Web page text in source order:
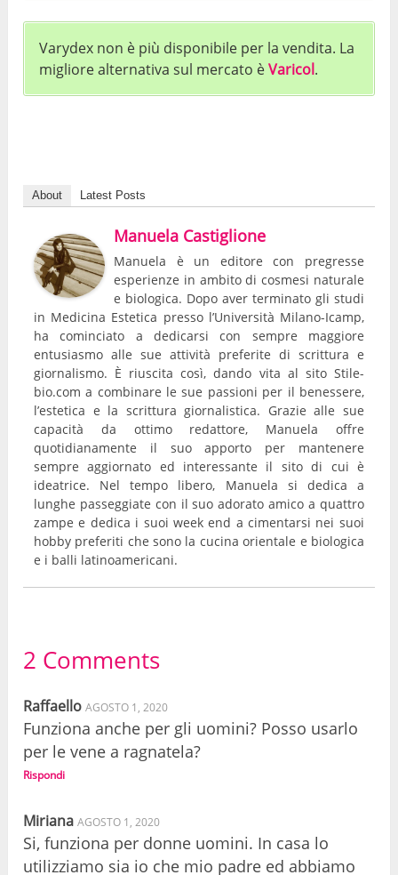
Varydex non è più disponibile per la vendita. La
migliore alternativa sul mercato èVaricol.
About Latest Posts
Manuela Castiglione
Manuela è un editore con pregresse
esperienze in ambito di cosmesi naturale
e biologica. Dopo aver terminato gli studi
in Medicina Estetica presso l’Università Milano-Icamp,
ha cominciato a dedicarsi con sempre maggiore
entusiasmo alle sue attività preferite di scrittura e
giornalismo. È riuscita così, dando vita al sito Stile-
bio.com a combinare le sue passioni per il benessere,
l’estetica e la scrittura giornalistica. Grazie alle sue
capacità da ottimo redattore, Manuela offre
quotidianamente il suo apporto per mantenere
sempre aggiornato ed interessante il sito di cui è
ideatrice. Nel tempo libero, Manuela si dedica a
lunghe passeggiate con il suo adorato amico a quattro
zampe e dedica i suoi week end a cimentarsi nei suoi
hobby preferiti che sono la cucina orientale e biologica
e i balli latinoamericani.
2 Comments
Raffaello AGOSTO 1, 2020
Funziona anche per gli uomini? Posso usarlo
per le vene a ragnatela?
Rispondi
Miriana AGOSTO 1, 2020
Si, funziona per donne uomini. In casa lo
utilizziamo sia io che mio padre ed abbiamo